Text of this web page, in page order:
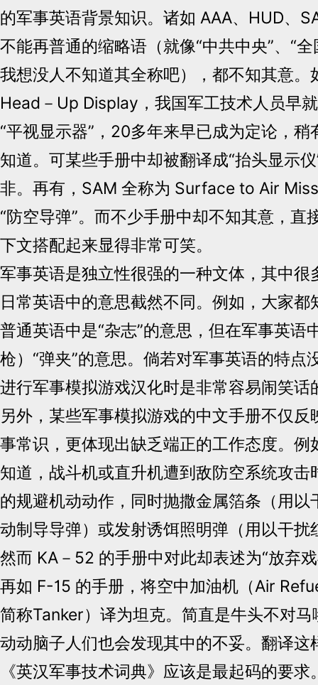
的军事英语背景知识。诸如 AAA、HUD、
不能再普通的缩略语（就像“中共中央”、“
我想没人不知道其全称吧），都不知其意。
Head－Up Display，我国军工技术人员早
“平视显示器”，20多年来早已成为定论，稍
知道。可某些手册中却被翻译成“抬头显示
非。再有，SAM 全称为 Surface to Air
“防空导弹”。而不少手册中却不知其意，直
下文搭配起来显得非常可笑。
军事英语是独立性很强的一种文体，其中很
日常英语中的意思截然不同。例如，大家都
普通英语中是“杂志”的意思，但在军事英语
枪）“弹夹”的意思。倘若对军事英语的特点
进行军事模拟游戏汉化时是非常容易闹笑话
另外，某些军事模拟游戏的中文手册不仅反
事常识，更体现出缺乏端正的工作态度。例
知道，战斗机或直升机遭到敌防空系统攻击
的规避机动动作，同时抛撒金属箔条（用以
动制导导弹）或发射诱饵照明弹（用以干扰
然而 KA－52 的手册中对此却表述为“放弃
再如 F-15 的手册，将空中加油机（Air
简称Tanker）译为坦克。简直是牛头不对
动动脑子人们也会发现其中的不妥。翻译这
《英汉军事技术词典》应该是最起码的要